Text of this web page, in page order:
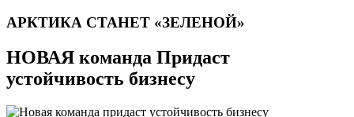
АРКТИКА СТАНЕТ «ЗЕЛЕНОЙ»
НОВАЯ команда Придаст
устойчивость бизнесу